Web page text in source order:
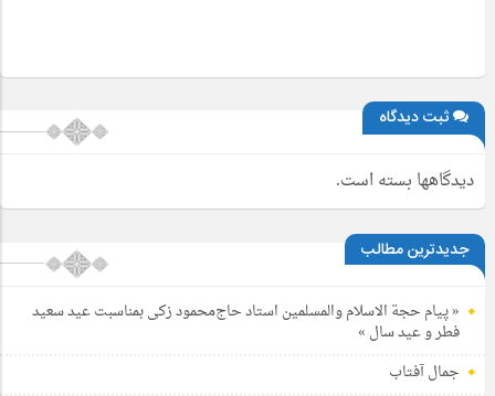
ثبت دیدگاه
دیدگاهها بسته است.
جدیدترین مطالب
« پیام حجة الاسلام والمسلمین استاد حاج‌محمود زکی بمناسبت عید سعید
فطر و عید سال »
جمال آفتاب